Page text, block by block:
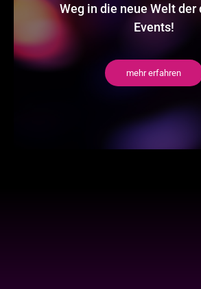
Weg in die neue Welt
Events!
mehr erfahren